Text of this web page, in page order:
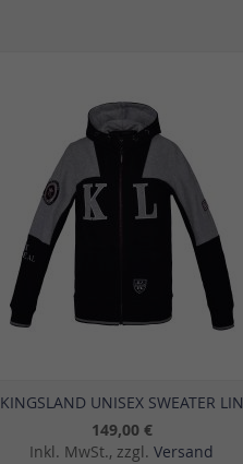
KINGSLAND UNISEX SWEATER LIN
149,00 €
Inkl. MwSt., zzgl.Versand